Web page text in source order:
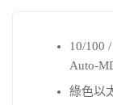
10/100
Auto-
綠色以